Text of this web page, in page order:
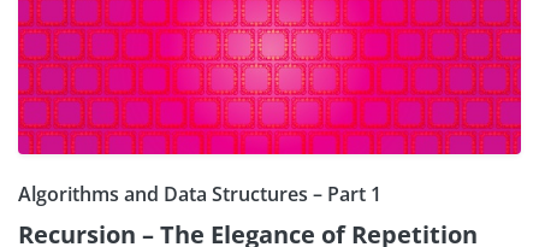
Algorithms and Data Structures – Part 1
Recursion – The Elegance of Repetition